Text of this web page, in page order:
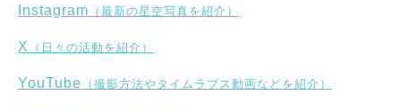
Instagram （最新の星空写真を紹介）
X （日々の活動を紹介）
YouTube （撮影方法やタイムラプス動画などを紹介）